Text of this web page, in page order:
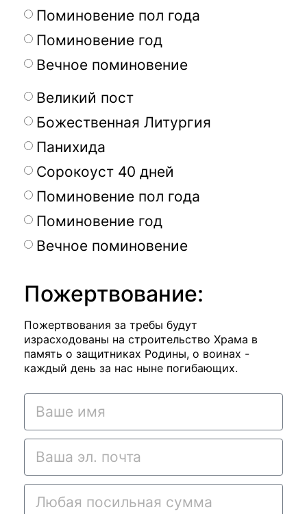
Поминовение пол года
Поминовение год
Вечное поминовение
Великий пост
Божественная Литургия
Панихида
Сорокоуст 40 дней
Поминовение пол года
Поминовение год
Вечное поминовение
Пожертвование:
Пожертвования за требы будут
израсходованы на строительство Храма в
память о защитниках Родины, о воинах -
каждый день за нас ныне погибающих.